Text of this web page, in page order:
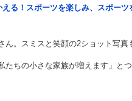
！スポーツを楽しみ、スポーツ
。スミスと笑顔の2ショット写真
ちの小さな家族が増えます」と